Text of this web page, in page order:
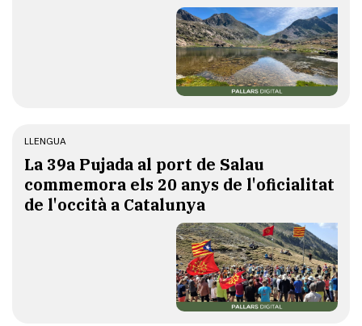
LLENGUA
​La 39a Pujada al port de Salau
commemora els 20 anys de l'oficialitat
de l'occità a Catalunya